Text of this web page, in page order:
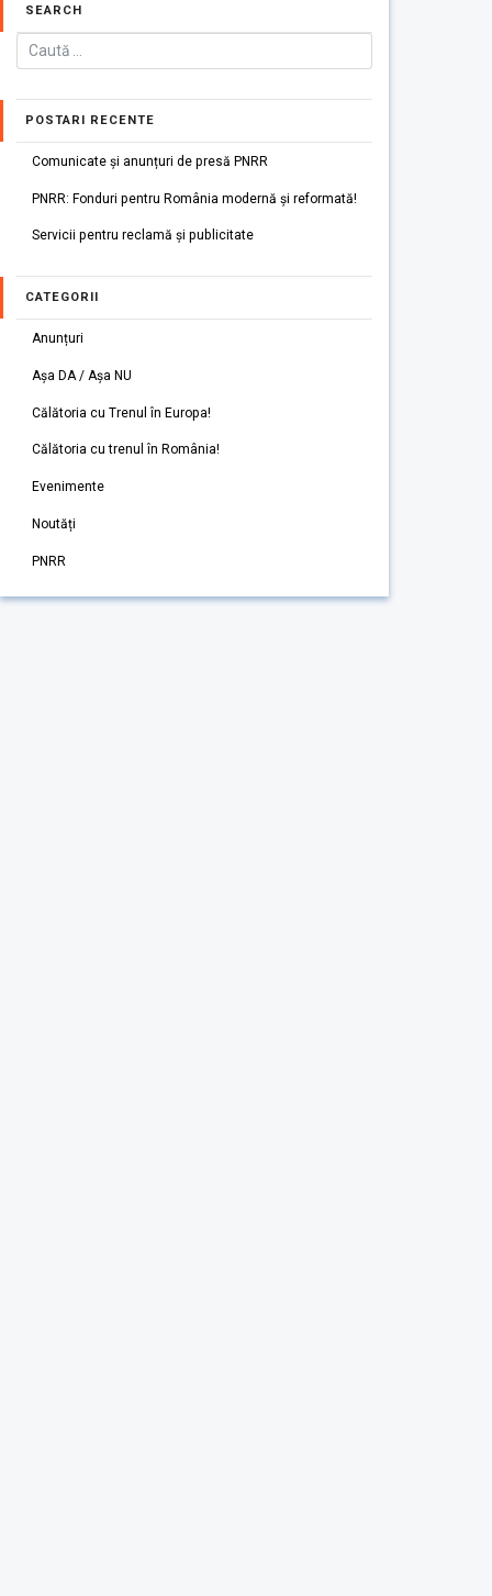
SEARCH
POSTARI RECENTE
Comunicate și anunțuri de presă PNRR
PNRR: Fonduri pentru România modernă și reformată!
Servicii pentru reclamă și publicitate
CATEGORII
Anunțuri
Așa DA / Așa NU
Călătoria cu Trenul în Europa!
Călătoria cu trenul în România!
Evenimente
Noutăți
PNRR